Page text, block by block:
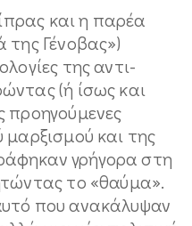
και η παρέα
της Γένοβας»)
της αντι-
(ή ίσως και
προηγούμενες
μαρξισμού και της
γρήγορα στη
το «θαύμα».
που ανακάλυψαν